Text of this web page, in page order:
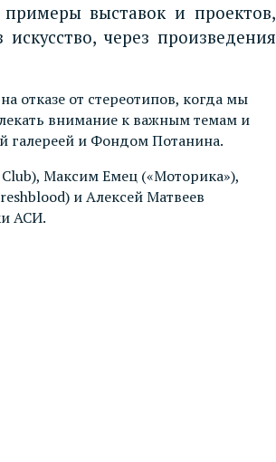
выставок и проектов,
через произведения
отказе от стереотипов, когда мы
внимание к важным темам и
галереей и Фондом Потанина.
Максим Емец («Моторика»),
и Алексей Матвеев
АСИ.